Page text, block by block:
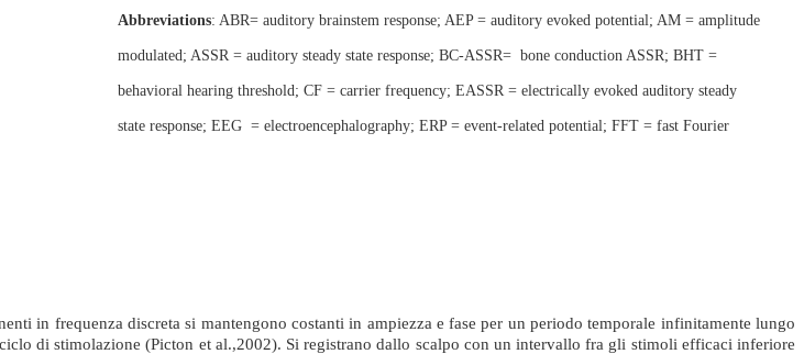
Abbreviations: ABR= auditory brainstem response; AEP = auditory evoked potential; AM = amplitude
modulated; ASSR = auditory steady state response; BC-ASSR= bone conduction ASSR; BHT =
behavioral hearing threshold; CF = carrier frequency; EASSR = electrically evoked auditory steady
state response; EEG = electroencephalography; ERP = event-related potential; FFT = fast Fourier
in frequenza discreta si mantengono costanti in ampiezza e fase per un periodo temporale infinitamente lungo
di stimolazione (Picton et al.,2002). Si registrano dallo scalpo con un intervallo fra gli stimoli efficaci inferiore